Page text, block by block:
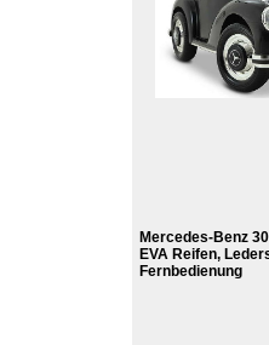
Mercedes-Benz
EVA Reifen,
Fernbedienung